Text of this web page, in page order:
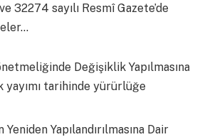
32274 sayılı Resmî Gazete’de
Değişiklik Yapılmasına
yayımı tarihinde yürürlüğe
Yeniden Yapılandırılmasına Dair